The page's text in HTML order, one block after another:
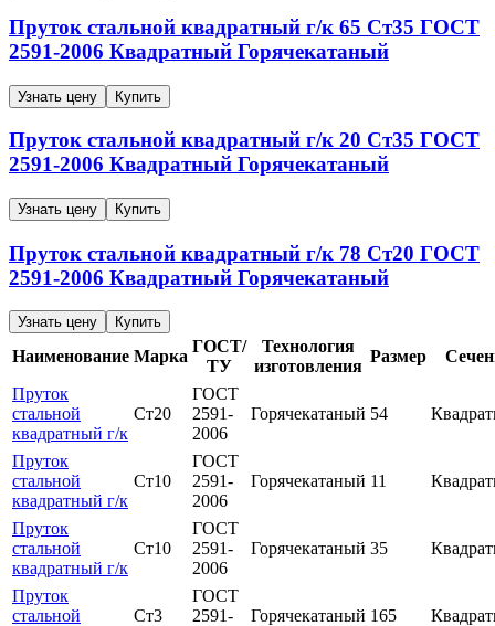
Пруток стальной квадратный г/к 65 Ст35 ГОСТ
2591-2006 Квадратный Горячекатаный
Узнать цену Купить
Пруток стальной квадратный г/к 20 Ст35 ГОСТ
2591-2006 Квадратный Горячекатаный
Узнать цену Купить
Пруток стальной квадратный г/к 78 Ст20 ГОСТ
2591-2006 Квадратный Горячекатаный
Узнать цену Купить
Наименование Марка
ГОСТ/
ТУ
Технология
изготовления
Размер
Пруток
стальной
квадратный г/к
Ст20
ГОСТ
2591-
2006
Горячекатаный 54
Пруток
стальной
квадратный г/к
Ст10
ГОСТ
2591-
2006
Горячекатаный 11
Пруток
стальной
квадратный г/к
Ст10
ГОСТ
2591-
2006
Горячекатаный 35
Пруток
стальной
Ст3
ГОСТ
2591-
Горячекатаный 165